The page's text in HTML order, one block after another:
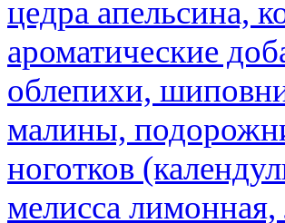
цедра апельсина,
ароматические
облепихи,
малины,
ноготков
мелисса лимонная,